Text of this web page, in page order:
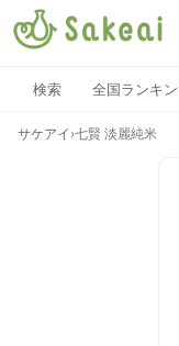
検索 全国ランキ
サケアイ ›七賢 淡麗純米